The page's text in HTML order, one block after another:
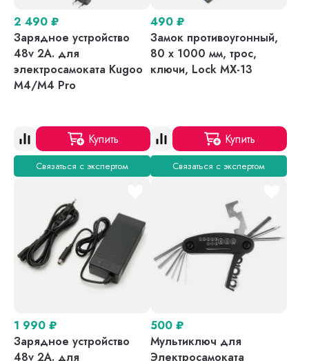
2 490 ₽
Зарядное устройство
48v 2A. для
электросамоката Kugoo
M4/M4 Pro
Купить
Связаться с экспертом
490 ₽
Замок противоугонный,
80 х 1000 мм, трос,
ключи, Lock MX-13
Купить
Связаться с экспертом
1 990 ₽
Зарядное устройство
48v 2A. для
500 ₽
Мультиключ для
Электросамоката